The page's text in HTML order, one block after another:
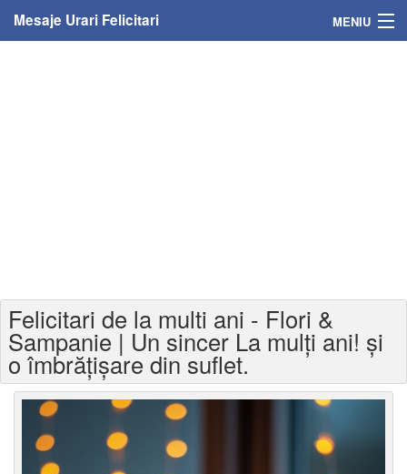
Mesaje Urari Felicitari MENIU
Felicitari varsta
Felicitari zilele anului
Felicitari zile saptamana
Felicitari muzicale
Felicitari de la multi ani - Flori &
Sampanie | Un sincer La mulți ani! și
o îmbrățișare din suflet.